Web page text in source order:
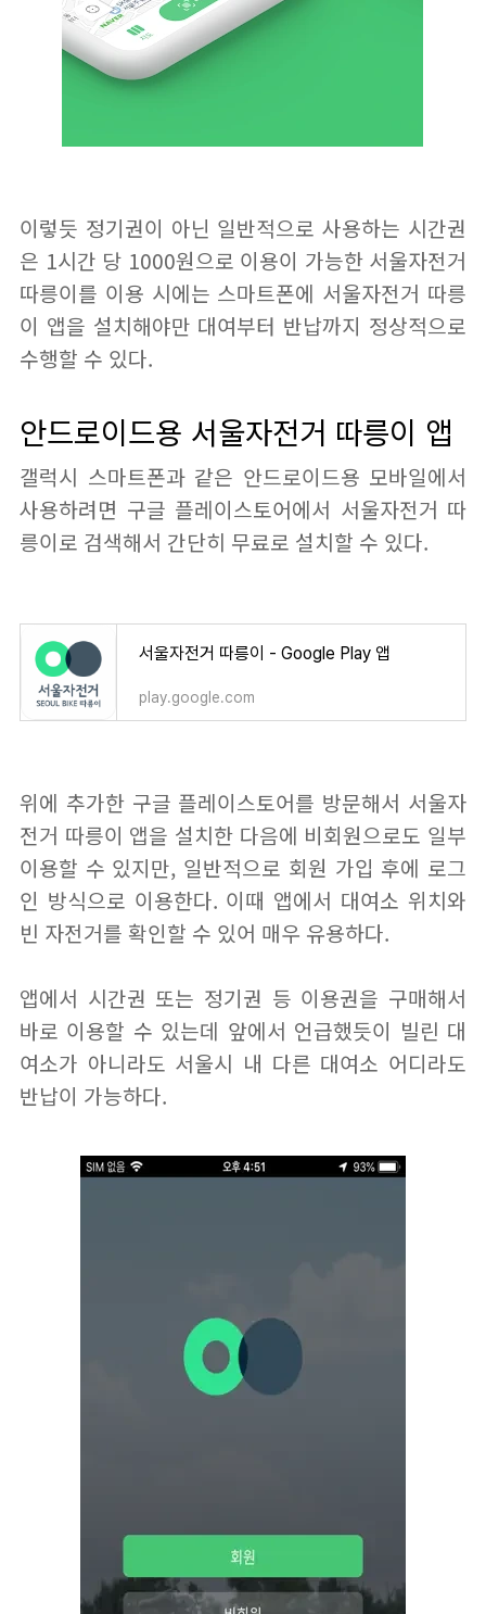
이렇듯 정기권이 아닌 일반적으로 사용하는 시간권
은 1시간 당 1000원으로 이용이 가능한 서울자전거
따릉이를 이용 시에는 스마트폰에 서울자전거 따릉
이 앱을 설치해야만 대여부터 반납까지 정상적으로
수행할 수 있다.
안드로이드용 서울자전거 따릉이 앱
갤럭시 스마트폰과 같은 안드로이드용 모바일에서
사용하려면 구글 플레이스토어에서 서울자전거 따
릉이로 검색해서 간단히 무료로 설치할 수 있다.
서울자전거 따릉이 - Google Play 앱
play.google.com
위에 추가한 구글 플레이스토어를 방문해서 서울자
전거 따릉이 앱을 설치한 다음에 비회원으로도 일부
이용할 수 있지만, 일반적으로 회원 가입 후에 로그
인 방식으로 이용한다. 이때 앱에서 대여소 위치와
빈 자전거를 확인할 수 있어 매우 유용하다.
앱에서 시간권 또는 정기권 등 이용권을 구매해서
바로 이용할 수 있는데 앞에서 언급했듯이 빌린 대
여소가 아니라도 서울시 내 다른 대여소 어디라도
반납이 가능하다.